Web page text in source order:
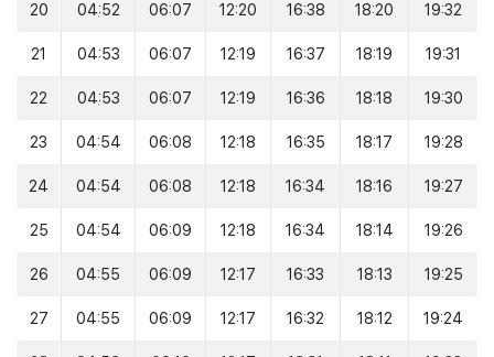
20 04:52 06:07 12:20 16:38 18:20 19:32
21 04:53 06:07 12:19 16:37 18:19 19:31
22 04:53 06:07 12:19 16:36 18:18 19:30
23 04:54 06:08 12:18 16:35 18:17 19:28
24 04:54 06:08 12:18 16:34 18:16 19:27
25 04:54 06:09 12:18 16:34 18:14 19:26
26 04:55 06:09 12:17 16:33 18:13 19:25
27 04:55 06:09 12:17 16:32 18:12 19:24